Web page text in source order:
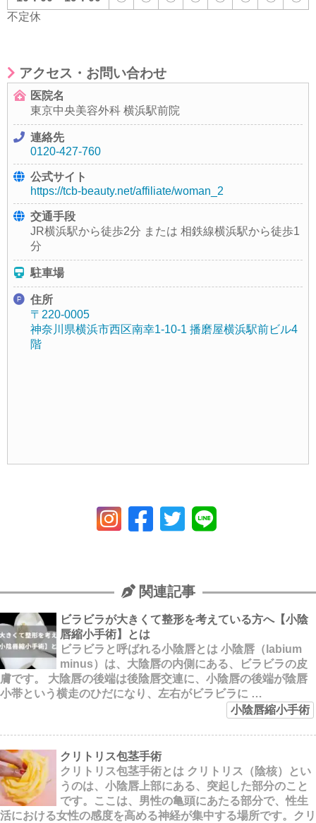
不定休
アクセス・お問い合わせ
医院名
東京中央美容外科 横浜駅前院
連絡先
0120-427-760
公式サイト
https://tcb-beauty.net/affiliate/woman_2
交通手段
JR横浜駅から徒歩2分 または 相鉄線横浜駅から徒歩1
分
駐車場
住所
〒220-0005
神奈川県横浜市西区南幸1-10-1 播磨屋横浜駅前ビル4
階
関連記事
ビラビラが大きくて整形を考えている方へ【小陰
唇縮小手術】とは
ビラビラと呼ばれる小陰唇とは 小陰唇（labium
minus）は、大陰唇の内側にある、ビラビラの皮
膚です。 大陰唇の後端は後陰唇交連に、小陰唇の後端が陰唇
小帯という横走のひだになり、左右がビラビラに …
小陰唇縮小手術
クリトリス包茎手術
クリトリス包茎手術とは クリトリス（陰核）とい
うのは、小陰唇上部にある、突起した部分のこと
です。ここは、男性の亀頭にあたる部分で、性生
活における女性の感度を高める神経が集中する場所です。クリ